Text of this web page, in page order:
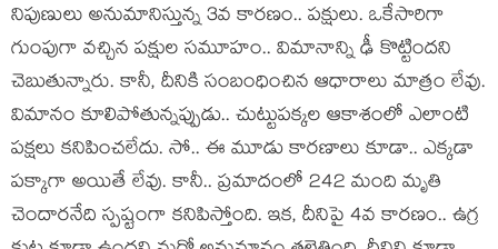
నిపుణులు అనుమానిస్తున్న 3వ కార‌ణం.. ప‌క్షులు. ఒకేసారిగా
గుంపుగా వ‌చ్చిన ప‌క్షుల స‌మూహం.. విమానాన్ని ఢీ కొట్టింద‌ని
చెబుతున్నారు. కానీ, దీనికి సంబంధించిన ఆధారాలు మాత్రం లేవు.
విమానం కూలిపోతున్న‌ప్పుడు.. చుట్టుప‌క్క‌ల ఆకాశంలో ఎలాంటి
ప‌క్ష‌లు క‌నిపించ‌లేదు. సో.. ఈ మూడు కార‌ణాలు కూడా.. ఎక్కడా
ప‌క్కాగా అయితే లేవు. కానీ.. ప్ర‌మాదంలో 242 మంది మృతి
చెందార‌నేది స్ప‌ష్టంగా క‌నిపిస్తోంది. ఇక‌, దీనిపై 4వ కార‌ణం.. ఉగ్ర